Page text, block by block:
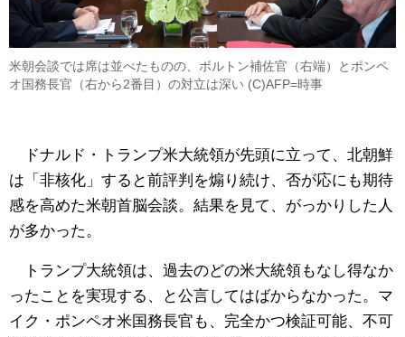
米朝会談では席は並べたものの、ボルトン補佐官（右端）とポンペ
オ国務長官（右から2番目）の対立は深い (C)AFP=時事
ドナルド・トランプ米大統領が先頭に立って、北朝鮮
は「非核化」すると前評判を煽り続け、否が応にも期待
感を高めた米朝首脳会談。結果を見て、がっかりした人
が多かった。
トランプ大統領は、過去のどの米大統領もなし得なか
ったことを実現する、と公言してはばからなかった。マ
イク・ポンペオ米国務長官も、完全かつ検証可能、不可